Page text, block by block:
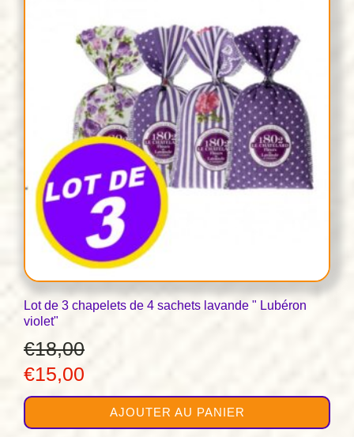
Lot de 3 chapelets de 4 sachets lavande " Lubéron
violet"
€18,00
Le
prix
initial
€15,00
prix
actuel
AJOUTER AU PANIER